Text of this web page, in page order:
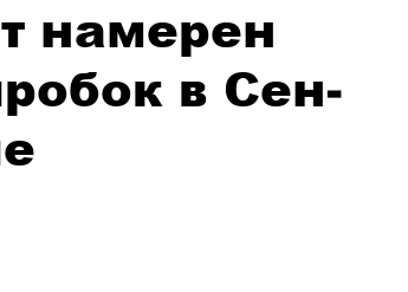
Стиль Стильный четверг
намерен
в Сен-